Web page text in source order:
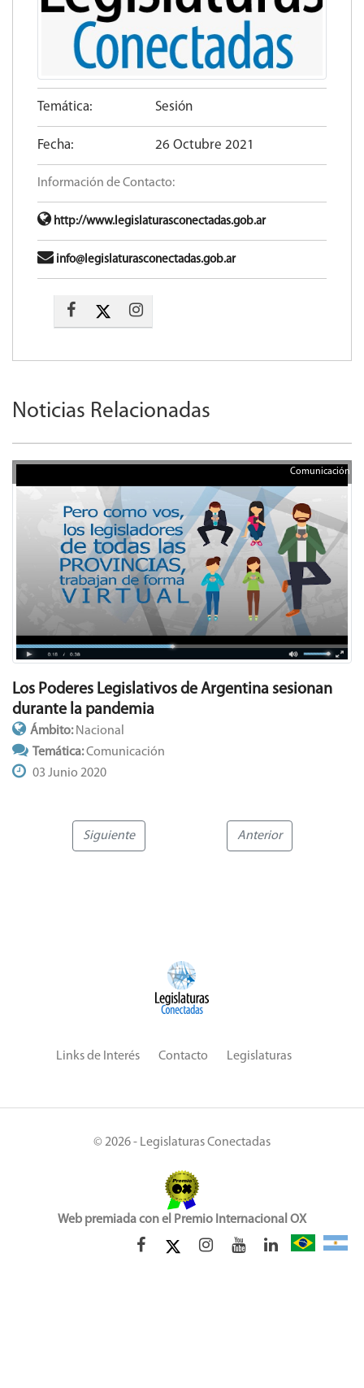
Temática: Sesión
Fecha: 26 Octubre 2021
Información de Contacto:
http://www.legislaturasconectadas.gob.ar
info@legislaturasconectadas.gob.ar
Noticias Relacionadas
Comunicación
Los Poderes Legislativos de Argentina sesionan
durante la pandemia
Ámbito:Nacional
Temática:Comunicación
03 Junio 2020
Siguiente Anterior
Links de Interés Contacto Legislaturas
© 2026 - Legislaturas Conectadas
Web premiada con el Premio Internacional OX